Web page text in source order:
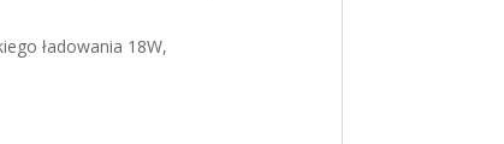
ładowania 18W,